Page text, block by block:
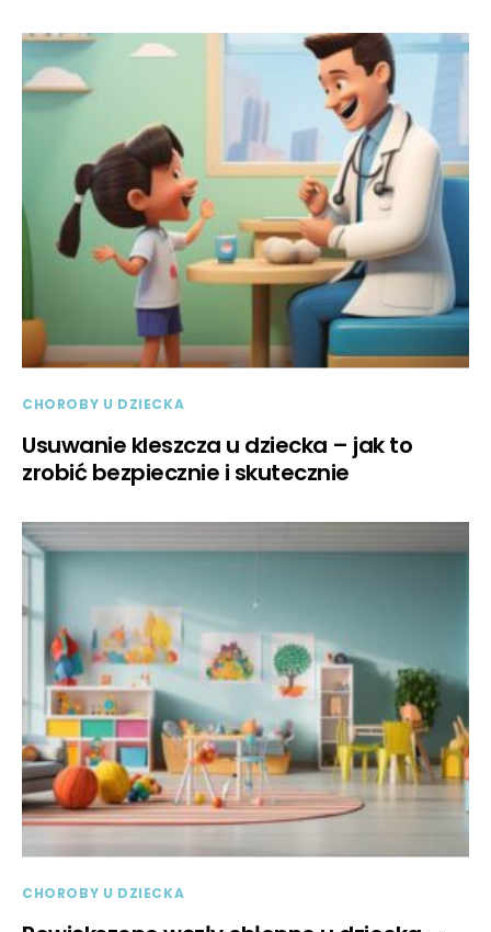
CHOROBY U DZIECKA
Usuwanie kleszcza u dziecka – jak to
zrobić bezpiecznie i skutecznie
CHOROBY U DZIECKA